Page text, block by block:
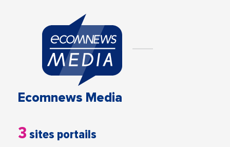
Ecomnews Media
3 sites portails